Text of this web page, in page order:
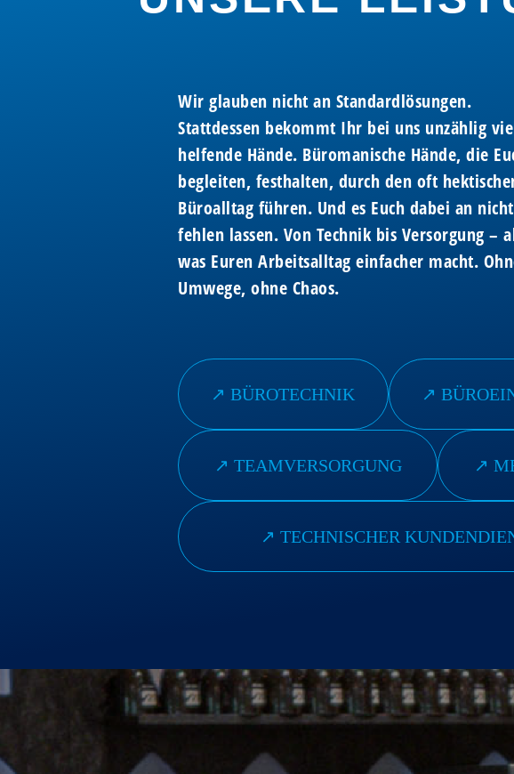
Wir glauben nicht an Standardlösungen.
Stattdessen bekommt Ihr bei uns unzählig
helfende Hände. Büromanische Hände, die
begleiten, festhalten, durch den oft
Büroalltag führen. Und es Euch dabei an
fehlen lassen. Von Technik bis Versorgung –
was Euren Arbeitsalltag einfacher macht.
Umwege, ohne Chaos.
↗︎ BÜROTECHNIK ↗︎
↗︎ TEAMVERSORGUNG ↗︎
↗︎ TECHNISCHER